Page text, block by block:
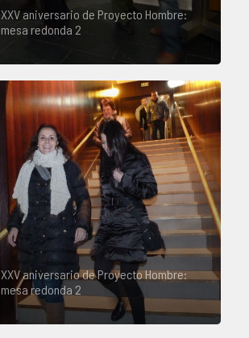
XXV aniversario de Proyecto Hombre:
mesa redonda 2
XXV aniversario de Proyecto Hombre:
mesa redonda 2